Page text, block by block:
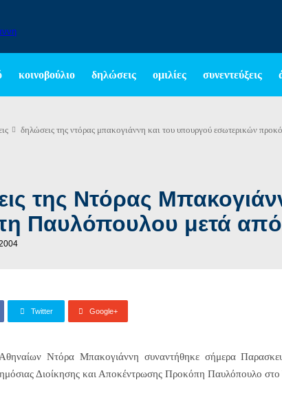
κοινοβούλιο δηλώσεις ομιλίες συνεντεύξεις
δηλώσεις της ντόρας μπακογιάννη και του υπουργού εσωτερικών
της Ντόρας
Παυλόπουλου μετά
Twitter Google+
Ντόρα Μπακογιάννη συναντήθηκε σήμερα
Διοίκησης και Αποκέντρωσης Προκόπη Παυλόπουλο